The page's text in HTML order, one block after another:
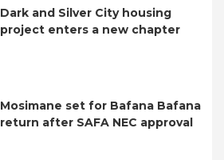
Dark and Silver City housing
project enters a new chapter
Mosimane set for Bafana Bafana
return after SAFA NEC approval